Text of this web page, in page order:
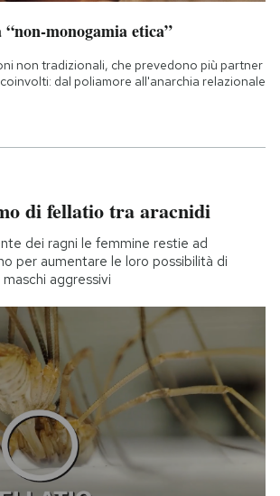
monogamia etica”
non tradizionali, che prevedono più partner
dal poliamore all'anarchia relazionale
di fellatio tra aracnidi
dei ragni le femmine restie ad
per aumentare le loro possibilità di
aggressivi